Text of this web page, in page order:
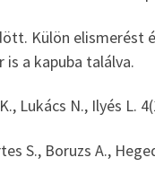
Külön elismerést
a kapuba találva.
Lukács N., Ilyés L.
S., Boruzs A.,